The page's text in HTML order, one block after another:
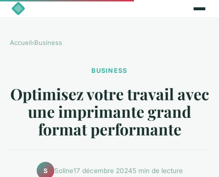
Accueil›Business
BUSINESS
Optimisez votre travail avec
une imprimante grand
format performante
S Soline17 décembre 20245 min de lecture